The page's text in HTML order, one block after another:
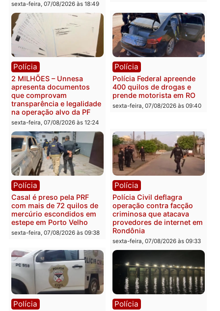
Política
Marcos Rogério apresenta
Plano de Governo com
228 projetos, metas
públicas e
acompanhamento de
resultados
sexta-feira, 07/08/2026 às 18:49
Política
Eleições 2026: Pastor
Evanildo pode ser o
primeiro pastor de
Rondônia na Câmara
Federal
sexta-feira, 07/08/2026 às
Polícia
2 MILHÕES – Unnesa
apresenta documentos
que comprovam
transparência e legalidade
na operação alvo da PF
sexta-feira, 07/08/2026 às 12:24
Polícia
Polícia Federal apreende
400 quilos de drogas e
prende motorista em RO
sexta-feira, 07/08/2026 às
Polícia Polícia